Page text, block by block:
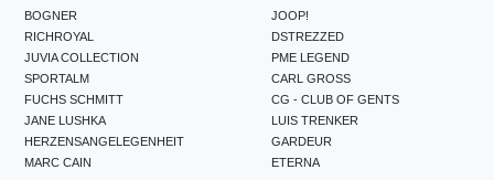
BOGNER
RICHROYAL
JUVIA COLLECTION
SPORTALM
FUCHS SCHMITT
JANE LUSHKA
HERZENSANGELEGENHEIT
MARC CAIN
JOOP!
DSTREZZED
PME LEGEND
CARL GROSS
CG - CLUB OF GENTS
LUIS TRENKER
GARDEUR
ETERNA